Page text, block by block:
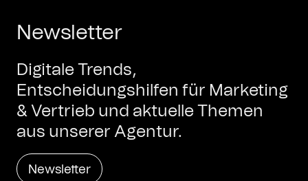
Newsletter
Digitale Trends,
Entscheidungshilfen für Marketing
& Vertrieb und aktuelle Themen
aus unserer Agentur.
Newsletter